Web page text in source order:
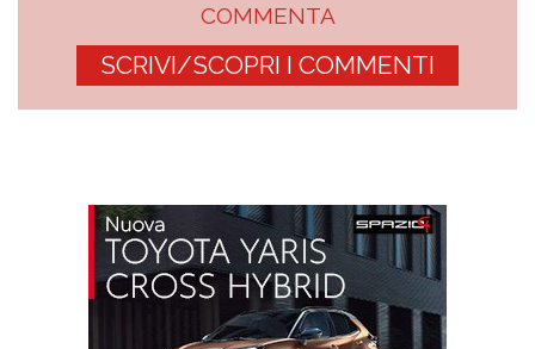
COMMENTA
SCRIVI/SCOPRI I COMMENTI